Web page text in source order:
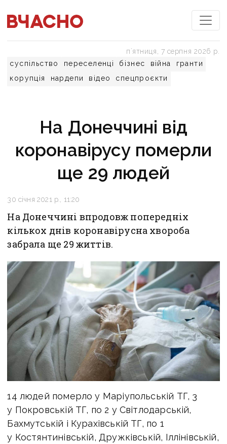
суспільство переселенці бізнес війна
гранти
корупція
нардепи відео спецпроєкти
пʼятниця, 7 серпня 2026 р.
На Донеччині від
коронавірусу померли
ще 29 людей
30 січня 2021 р., 11:20
На Донеччині впродовж попередніх
кількох днів коронавірусна хвороба
забрала ще 29 життів.
14 людей померло у Маріупольській ТГ, 3
у Покровській ТГ, по 2 у Світлодарській,
Бахмутській і Курахівській ТГ, по 1
у Костянтинівській, Дружківській, Іллінівській,